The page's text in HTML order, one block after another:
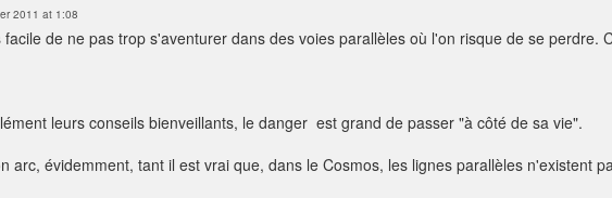
2011 at 1:08
de ne pas trop s'aventurer dans des voies parallèles où l'on risque de se perdre.
leurs conseils bienveillants, le danger est grand de passer "à côté de sa vie".
arc, évidemment, tant il est vrai que, dans le Cosmos, les lignes parallèles n'existent